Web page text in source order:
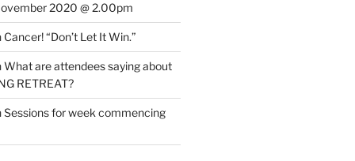
2020 @ 2.00pm
Cancer! “Don’t Let It Win.”
What are attendees saying about
RETREAT?
Sessions for week commencing